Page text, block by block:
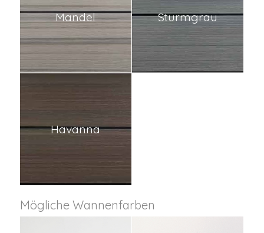
Mandel Sturmgrau
Havanna
Mögliche Wannenfarben